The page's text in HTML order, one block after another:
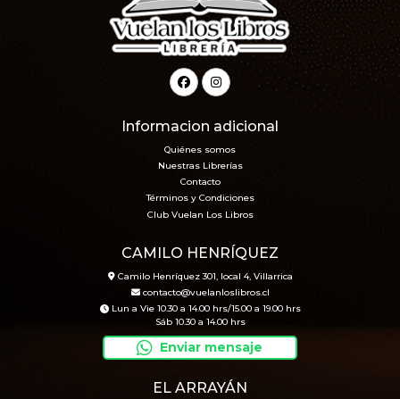
Informacion adicional
Quiénes somos
Nuestras Librerías
Contacto
Términos y Condiciones
Club Vuelan Los Libros
CAMILO HENRÍQUEZ
Camilo Henríquez 301, local 4, Villarrica
contacto@vuelanloslibros.cl
Lun a Vie 10.30 a 14.00 hrs/15.00 a 19.00 hrs
Sáb 10.30 a 14.00 hrs
Enviar mensaje
EL ARRAYÁN